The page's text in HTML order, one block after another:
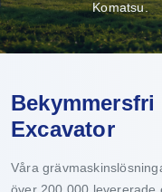
Komatsu.
Excavator
Våra